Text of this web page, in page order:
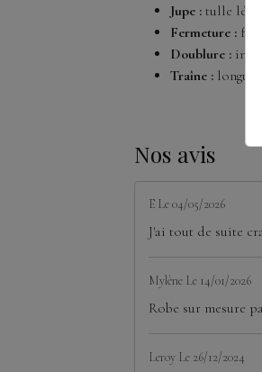
Jupe : tulle
Fermeture :
Doublure :
Traîne :
Nos avis
E Le 04/05/2026
J'ai tout de suite
Mylène Le 14/01/2026
Robe sur mesure
Leroy Le 26/12/2024